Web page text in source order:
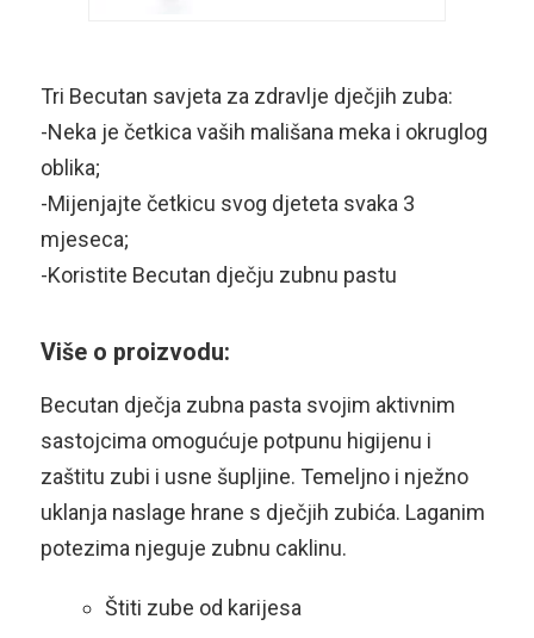
Tri Becutan savjeta za zdravlje dječjih zuba:
-Neka je četkica vaših mališana meka i okruglog
oblika;
-Mijenjajte četkicu svog djeteta svaka 3
mjeseca;
-Koristite Becutan dječju zubnu pastu
Više o proizvodu:
Becutan dječja zubna pasta svojim aktivnim
sastojcima omogućuje potpunu higijenu i
zaštitu zubi i usne šupljine. Temeljno i nježno
uklanja naslage hrane s dječjih zubića. Laganim
potezima njeguje zubnu caklinu.
Štiti zube od karijesa